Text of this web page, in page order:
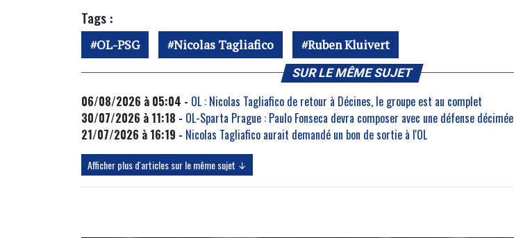
Tags :
OL-PSG Nicolas Tagliafico Ruben Kluivert
SUR LE MÊME SUJET
06/08/2026 à 05:04 - OL : Nicolas Tagliafico de retour à Décines, le groupe est au complet
30/07/2026 à 11:18 - OL-Sparta Prague : Paulo Fonseca devra composer avec une défense décimée
21/07/2026 à 16:19 - Nicolas Tagliafico aurait demandé un bon de sortie à l'OL
Afficher plus d'articles sur le même sujet ↓